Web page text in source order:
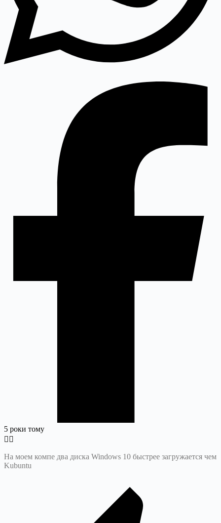
5 роки тому
На моем компе два диска Windows 10 быстрее загружается чем
Kubuntu